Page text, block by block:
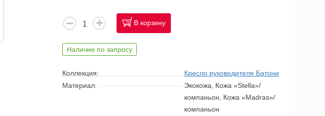
В корзину
Наличие по запросу
Коллекция:
Кресло руководителя Батони
Материал:
Экокожа, Кожа «Stella»/
компаньон, Кожа «Madras»/
компаньон